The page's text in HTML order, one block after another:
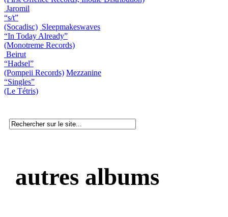
Jaromil
“s/t”
(Socadisc) Sleepmakeswaves
“In Today Already”
(Monotreme Records)
Beirut
“Hadsel”
(Pompeii Records) Mezzanine
“Singles”
(Le Tétris)
autres albums